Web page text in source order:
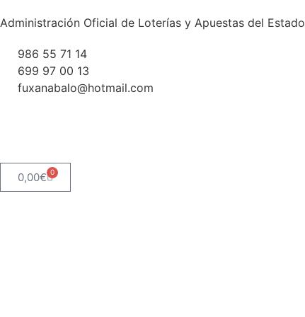
Administración Oficial de Loterías y Apuestas del Estado
986 55 71 14
699 97 00 13
fuxanabalo@hotmail.com
0,00€ 0